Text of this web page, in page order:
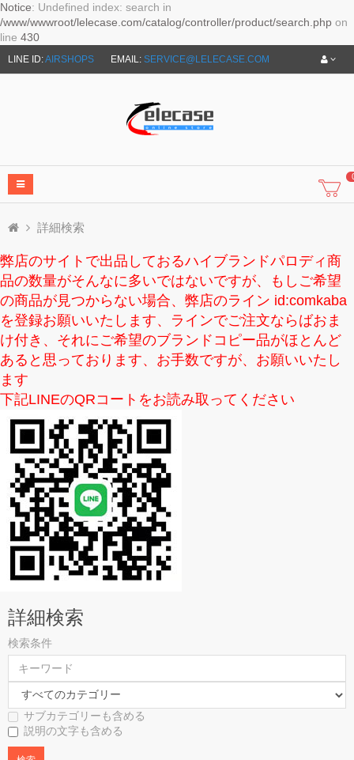
Notice: Undefined index: search in
/www/wwwroot/lelecase.com/catalog/controller/product/search.php on
line 430
LINE ID:AIRSHOPS EMAIL: SERVICE@LELECASE.COM
詳細検索
弊店のサイトで出品しておるハイブランドパロディ商
品の数量がそんなに多いではないですが、もしご希望
の商品が見つからない場合、弊店のライン id:comkaba
を登録お願いいたします、ラインでご注文ならばおま
け付き、それにご希望のブランドコピー品がほとんど
あると思っております、お手数ですが、お願いいたし
ます
下記LINEのQRコートをお読み取ってください
詳細検索
検索条件
サブカテゴリーも含める
説明の文字も含める